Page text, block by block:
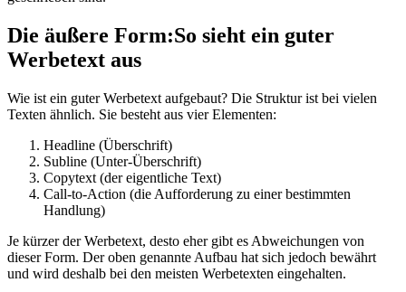
Die äußere Form:So sieht ein guter
Werbetext aus
Wie ist ein guter Werbetext aufgebaut? Die Struktur ist bei vielen
Texten ähnlich. Sie besteht aus vier Elementen:
Headline (Überschrift)
Subline (Unter-Überschrift)
Copytext (der eigentliche Text)
Call-to-Action (die Aufforderung zu einer bestimmten
Handlung)
Je kürzer der Werbetext, desto eher gibt es Abweichungen von
dieser Form. Der oben genannte Aufbau hat sich jedoch bewährt
und wird deshalb bei den meisten Werbetexten eingehalten.